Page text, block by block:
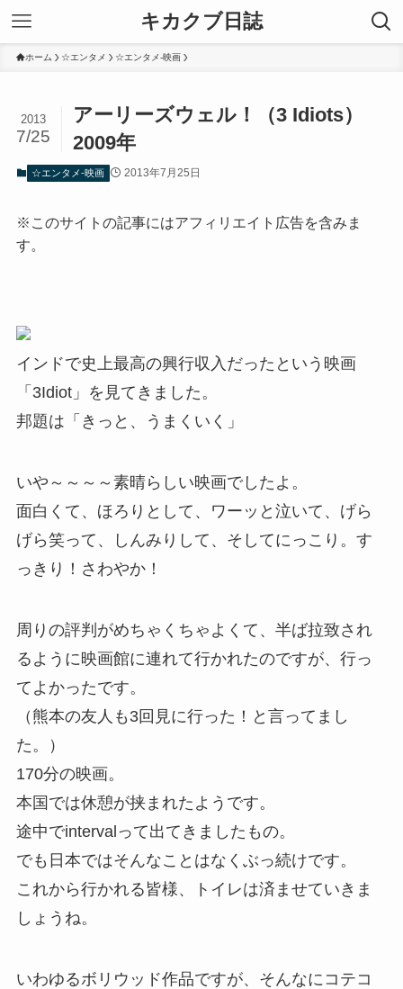
キカクブ日誌
ホーム ☆エンタメ ☆エンタメ-映画
アーリーズウェル！（3 Idiots）
2009年
2013
7/25
☆エンタメ-映画 2013年7月25日
※このサイトの記事にはアフィリエイト広告を含みま
す。
インドで史上最高の興行収入だったという映画
「3Idiot」を見てきました。
邦題は「きっと、うまくいく」
いや～～～～素晴らしい映画でしたよ。
面白くて、ほろりとして、ワーッと泣いて、げら
げら笑って、しんみりして、そしてにっこり。す
っきり！さわやか！
周りの評判がめちゃくちゃよくて、半ば拉致され
るように映画館に連れて行かれたのですが、行っ
てよかったです。
（熊本の友人も3回見に行った！と言ってまし
た。）
170分の映画。
本国では休憩が挟まれたようです。
途中でintervalって出てきましたもの。
でも日本ではそんなことはなくぶっ続けです。
これから行かれる皆様、トイレは済ませていきま
しょうね。
いわゆるボリウッド作品ですが、そんなにコテコ